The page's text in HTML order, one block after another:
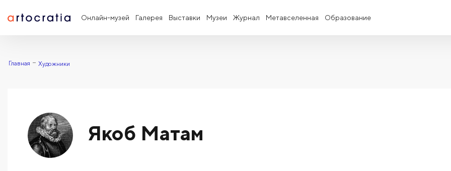
Онлайн-музей Галерея Выставки Музеи Журнал Метавселенная Образование
Главная Художники
Якоб Матам